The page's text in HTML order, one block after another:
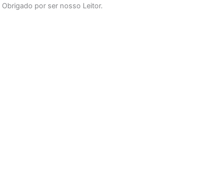
Obrigado por ser nosso Leitor.